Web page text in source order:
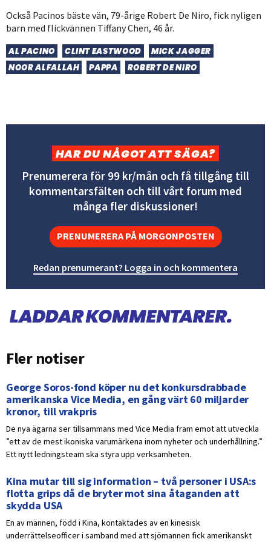
Också Pacinos bäste vän, 79-årige Robert De Niro, fick nyligen
barn med flickvännen Tiffany Chen, 46 år.
AL PACINO CLINT EASTWOOD
MICK JAGGER
NOOR ALFALLAH
PAPPA ROBERT DE NIRO
HAR DU NÅGOT ATT SÄGA?
Prenumerera för 99 kr/mån och få tillgång till
kommentarsfälten och till vårt forum med
många fler diskussioner!
PRENUMERERA PÅ MORGONPOSTEN
Redan prenumerant? Logga in och kommentera
Fler notiser
George Soros-fond köper nu det konkursdrabbade
amerikanska Vice Media, en gång värt 60 miljarder
kronor, till vrakpris
De nya ägarna ser tillsammans med Vice Media fram emot att utveckla
”ett av de mest ikoniska varumärkena inom nyheter och underhållning.”
Ett nytt ledningsteam ska styra upp verksamheten.
Kina mutar till sig information – två personer i USA:s
flotta grips då de bryter mot sina åtaganden att
skydda USA
En av männen, född i Kina, kontaktades av en kinesisk
underrättelseofficer i samband med att sjömannen fick amerikanskt